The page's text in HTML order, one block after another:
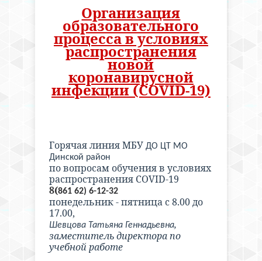
Организация
образовательного
процесса в условиях
распространения
новой
коронавирусной
инфекции (CОVID-19)
Горячая линия МБУ ДО ЦТ МО
Динской район
по вопросам обучения в условиях
распространения COVID-19
8(861 62) 6-12-32
понедельник - пятница с 8.00 до
17.00,
Шевцова Татьяна Геннадьевна,
заместитель директора по
учебной работе